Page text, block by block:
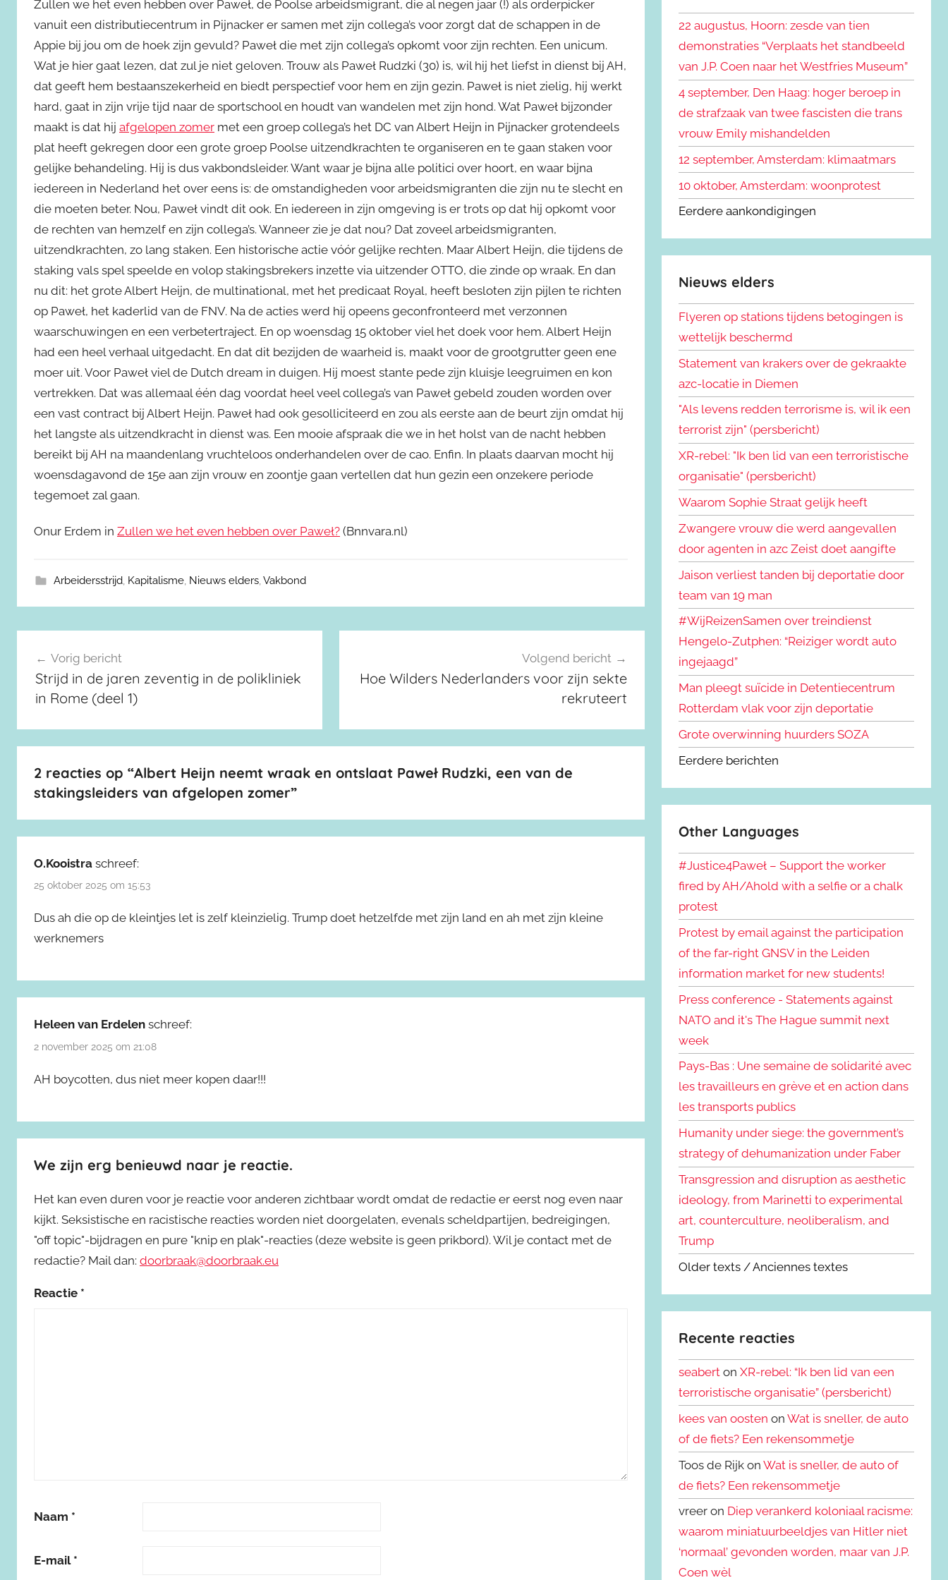
Zullen we het even hebben over Paweł, de Poolse arbeidsmigrant, die al negen jaar (!) als orderpicker
vanuit een distributiecentrum in Pijnacker er samen met zijn collega’s voor zorgt dat de schappen in de
Appie bij jou om de hoek zijn gevuld? Paweł die met zijn collega’s opkomt voor zijn rechten. Een unicum.
Wat je hier gaat lezen, dat zul je niet geloven. Trouw als Paweł Rudzki (30) is, wil hij het liefst in dienst bij AH,
dat geeft hem bestaanszekerheid en biedt perspectief voor hem en zijn gezin. Paweł is niet zielig, hij werkt
hard, gaat in zijn vrije tijd naar de sportschool en houdt van wandelen met zijn hond. Wat Paweł bijzonder
maakt is dat hij afgelopen zomer met een groep collega’s het DC van Albert Heijn in Pijnacker grotendeels
plat heeft gekregen door een grote groep Poolse uitzendkrachten te organiseren en te gaan staken voor
gelijke behandeling. Hij is dus vakbondsleider. Want waar je bijna alle politici over hoort, en waar bijna
iedereen in Nederland het over eens is: de omstandigheden voor arbeidsmigranten die zijn nu te slecht en
die moeten beter. Nou, Paweł vindt dit ook. En iedereen in zijn omgeving is er trots op dat hij opkomt voor
de rechten van hemzelf en zijn collega’s. Wanneer zie je dat nou? Dat zoveel arbeidsmigranten,
uitzendkrachten, zo lang staken. Een historische actie vóór gelijke rechten. Maar Albert Heijn, die tijdens de
staking vals spel speelde en volop stakingsbrekers inzette via uitzender OTTO, die zinde op wraak. En dan
nu dit: het grote Albert Heijn, de multinational, met het predicaat Royal, heeft besloten zijn pijlen te richten
op Paweł, het kaderlid van de FNV. Na de acties werd hij opeens geconfronteerd met verzonnen
waarschuwingen en een verbetertraject. En op woensdag 15 oktober viel het doek voor hem. Albert Heijn
had een heel verhaal uitgedacht. En dat dit bezijden de waarheid is, maakt voor de grootgrutter geen ene
moer uit. Voor Paweł viel de Dutch dream in duigen. Hij moest stante pede zijn kluisje leegruimen en kon
vertrekken. Dat was allemaal één dag voordat heel veel collega’s van Paweł gebeld zouden worden over
een vast contract bij Albert Heijn. Paweł had ook gesolliciteerd en zou als eerste aan de beurt zijn omdat hij
het langste als uitzendkracht in dienst was. Een mooie afspraak die we in het holst van de nacht hebben
bereikt bij AH na maandenlang vruchteloos onderhandelen over de cao. Enfin. In plaats daarvan mocht hij
woensdagavond de 15e aan zijn vrouw en zoontje gaan vertellen dat hun gezin een onzekere periode
tegemoet zal gaan.
Onur Erdem in Zullen we het even hebben over Paweł? (Bnnvara.nl)
Arbeidersstrijd, Kapitalisme, Nieuws elders,Vakbond
Berichtnavigatie
Vorig bericht
Strijd in de jaren zeventig in de polikliniek
in Rome (deel 1)
Volgend bericht
Hoe Wilders Nederlanders voor zijn sekte
rekruteert
2 reacties op “Albert Heijn neemt wraak en ontslaat Paweł Rudzki, een van de
stakingsleiders van afgelopen zomer”
O.Kooistra schreef:
25 oktober 2025 om 15:53
Dus ah die op de kleintjes let is zelf kleinzielig. Trump doet hetzelfde met zijn land en ah met zijn kleine
werknemers
Heleen van Erdelen schreef:
2 november 2025 om 21:08
AH boycotten, dus niet meer kopen daar!!!
We zijn erg benieuwd naar je reactie.
Het kan even duren voor je reactie voor anderen zichtbaar wordt omdat de redactie er eerst nog even naar
kijkt. Seksistische en racistische reacties worden niet doorgelaten, evenals scheldpartijen, bedreigingen,
"off topic"-bijdragen en pure "knip en plak"-reacties (deze website is geen prikbord). Wil je contact met de
redactie? Mail dan: doorbraak@doorbraak.eu
Reactie *
Naam *
E-mail *
n
a
a
r
:
n
22 augustus, Hoorn: zesde van tien
demonstraties “Verplaats het standbeeld
van J.P. Coen naar het Westfries Museum”
4 september, Den Haag: hoger beroep in
de strafzaak van twee fascisten die trans
vrouw Emily mishandelden
12 september, Amsterdam: klimaatmars
10 oktober, Amsterdam: woonprotest
Eerdere aankondigingen
Nieuws elders
Flyeren op stations tijdens betogingen is
wettelijk beschermd
Statement van krakers over de gekraakte
azc-locatie in Diemen
"Als levens redden terrorisme is, wil ik een
terrorist zijn" (persbericht)
XR-rebel: "Ik ben lid van een terroristische
organisatie" (persbericht)
Waarom Sophie Straat gelijk heeft
Zwangere vrouw die werd aangevallen
door agenten in azc Zeist doet aangifte
Jaison verliest tanden bij deportatie door
team van 19 man
#WijReizenSamen over treindienst
Hengelo-Zutphen: “Reiziger wordt auto
ingejaagd”
Man pleegt suïcide in Detentiecentrum
Rotterdam vlak voor zijn deportatie
Grote overwinning huurders SOZA
Eerdere berichten
Other Languages
#Justice4Paweł – Support the worker
fired by AH/Ahold with a selfie or a chalk
protest
Protest by email against the participation
of the far-right GNSV in the Leiden
information market for new students!
Press conference - Statements against
NATO and it's The Hague summit next
week
Pays-Bas : Une semaine de solidarité avec
les travailleurs en grève et en action dans
les transports publics
Humanity under siege: the government’s
strategy of dehumanization under Faber
Transgression and disruption as aesthetic
ideology, from Marinetti to experimental
art, counterculture, neoliberalism, and
Trump
Older texts / Anciennes textes
Recente reacties
seabert onXR-rebel: “Ik ben lid van een
terroristische organisatie” (persbericht)
kees van oosten onWat is sneller, de auto
of de fiets? Een rekensommetje
Toos de Rijk onWat is sneller, de auto of
de fiets? Een rekensommetje
vreer on Diep verankerd koloniaal racisme:
waarom miniatuurbeeldjes van Hitler niet
‘normaal’ gevonden worden, maar van J.P.
Coen wèl